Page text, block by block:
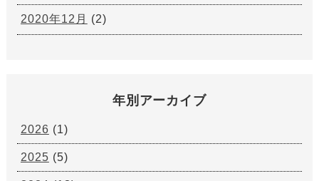
2020年12月 (2)
年別アーカイブ
2026 (1)
2025 (5)